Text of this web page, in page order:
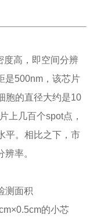
度高，即空间分辨
是500nm，该芯片
胞的直径大约是10
上几百个spot点，
平。相比之下，市
率。
测面积
的小芯